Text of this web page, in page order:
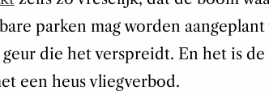
parken mag worden aangeplant
die het verspreidt. En het is
een heus vliegverbod.